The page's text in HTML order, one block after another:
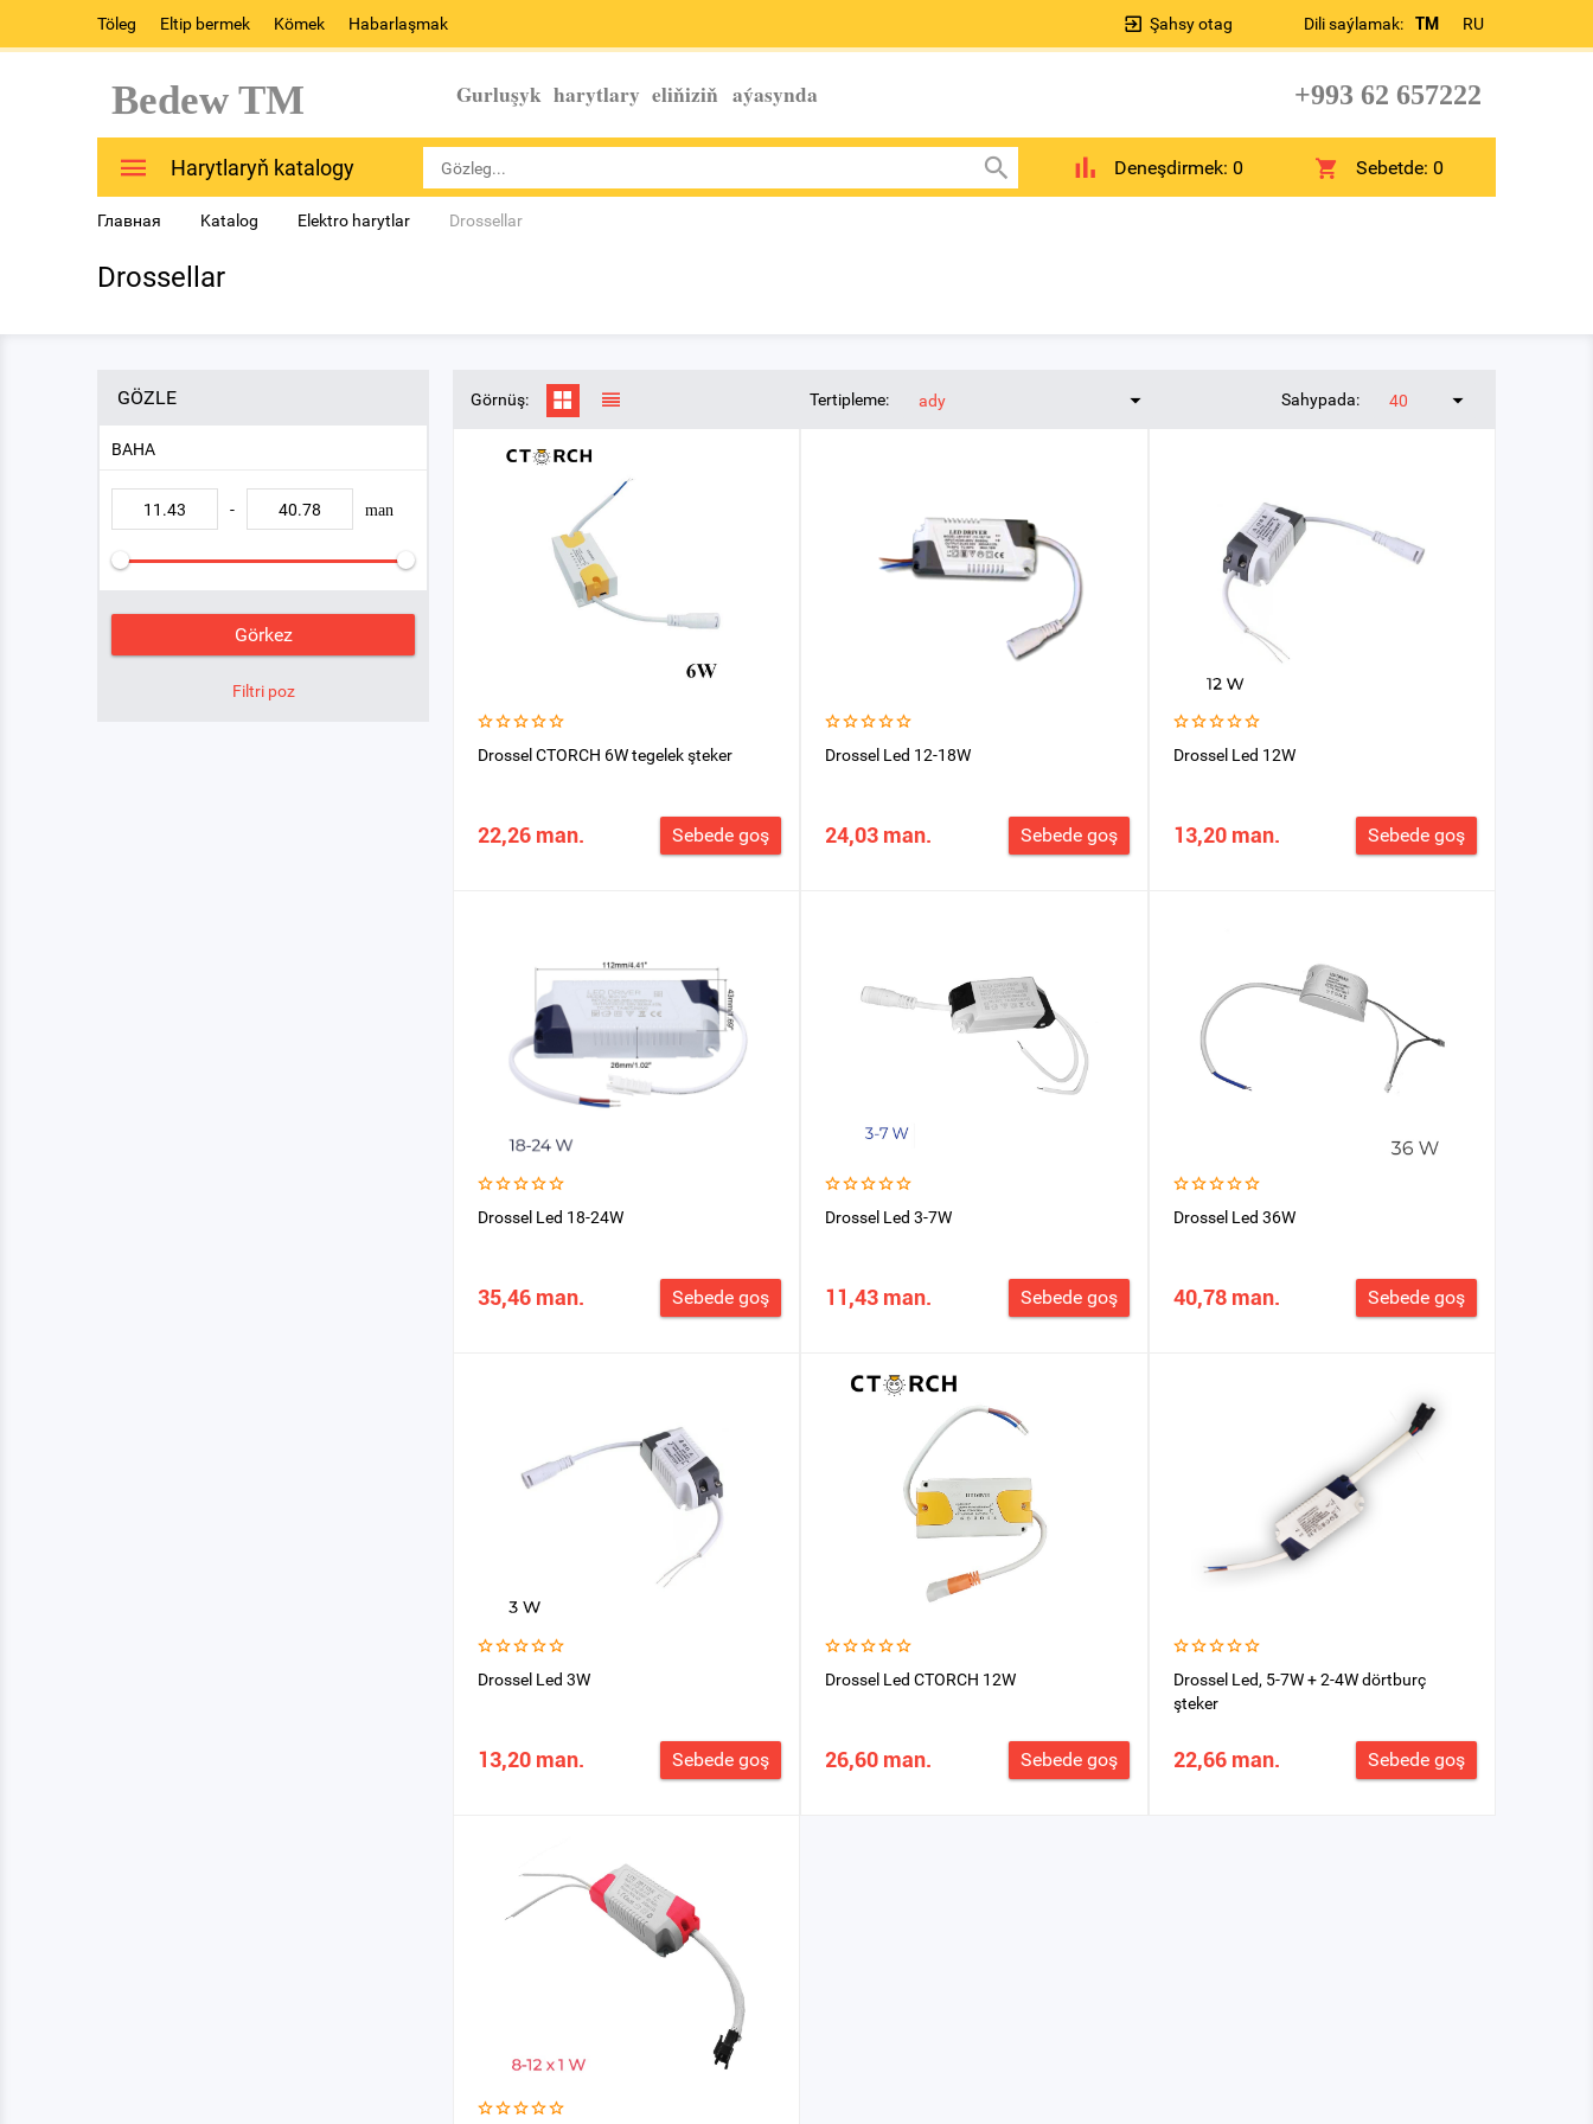
Töleg Eltip bermek Kömek Habarlaşmak Dili saýlamak: TM RU
Şahsy otag
Bedew TM Gurluşyk harytlary eliňiziň aýasynda +993 62 657222
Harytlaryň katalogy Deneşdirmek: 0 Sebetde:0
Главная Katalog Elektro harytlar Drossellar
Drossellar
GÖZLE
BAHA
-
Görnüş: Tertipleme: ady Sahypada: 40
Drossel CTORCH 6W tegelek şteker
22,26 man. Sebede goş
Drossel Led 12-18W
24,03 man. Sebede goş
Drossel Led 12W
13,20 man. Sebede goş
Drossel Led 18-24W
35,46 man. Sebede goş
Drossel Led 3-7W
11,43 man. Sebede goş
Drossel Led 36W
40,78 man. Sebede goş
Drossel Led 3W
13,20 man. Sebede goş
Drossel Led CTORCH 12W
26,60 man. Sebede goş
Drossel Led, 5-7W + 2-4W dörtburç
şteker
22,66 man. Sebede goş